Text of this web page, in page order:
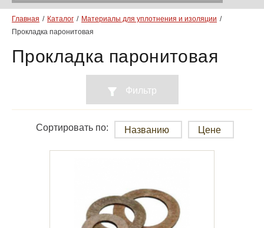
Главная Каталог
Материалы для уплотнения и изоляции
Прокладка паронитовая
Прокладка паронитовая
Фильтр
Сортировать по: Названию Цене